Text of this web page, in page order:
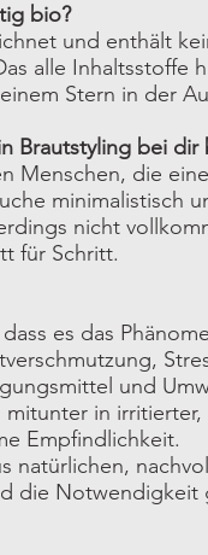
bio?
und enthält
alle Inhaltsstoffe
Stern in der
Brautstyling bei
Menschen, die
minimalistisch
nicht
für Schritt.
es das
und
in
Empfindlichkeit.
natürlichen,
die